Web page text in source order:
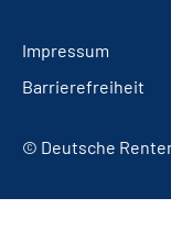
Impressum
Barrierefreiheit
© Deutsche